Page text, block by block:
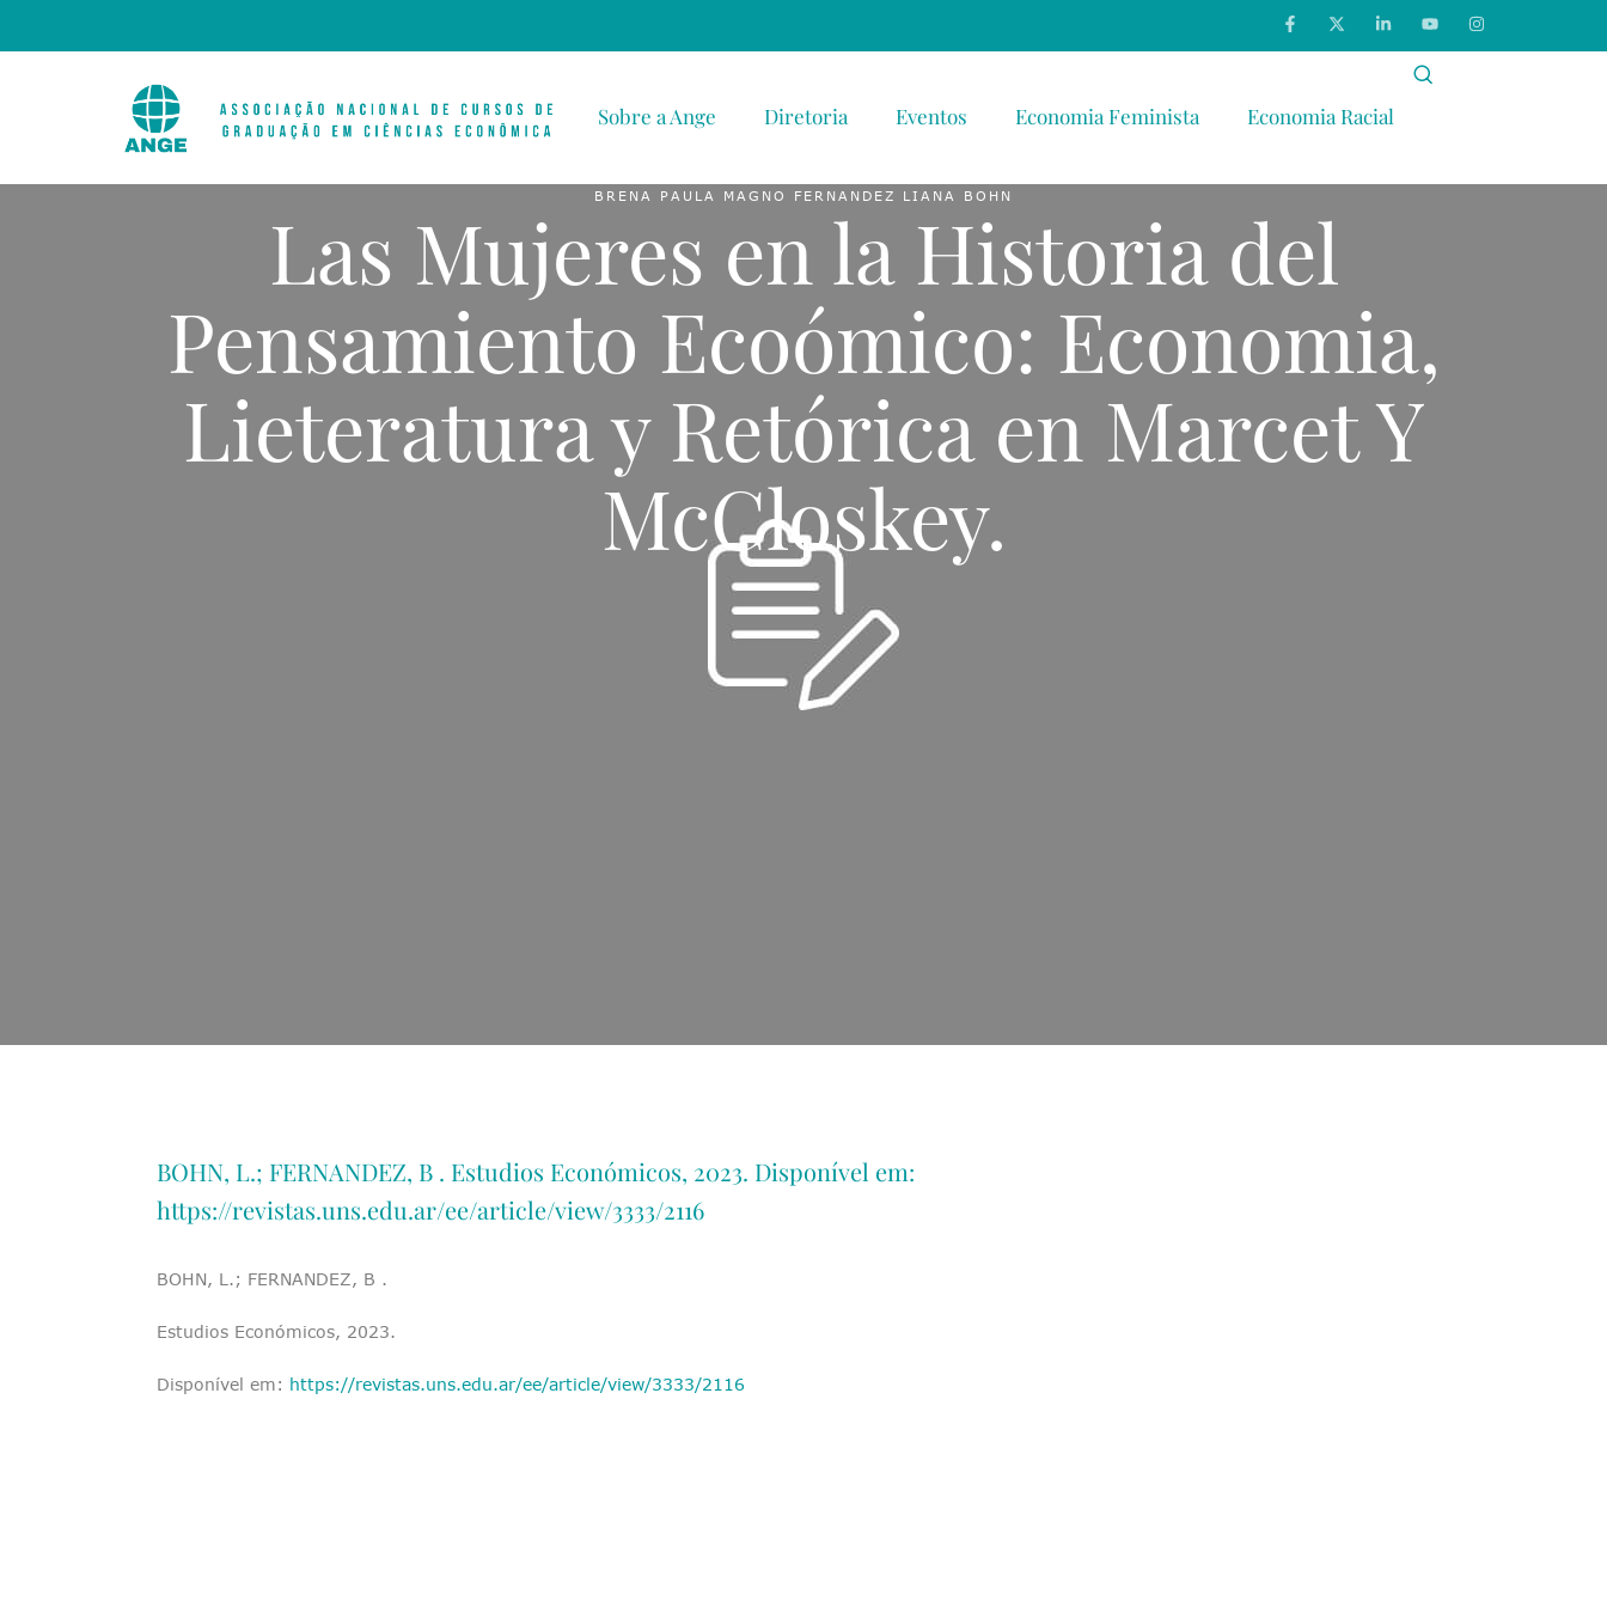
Sobre a Ange Diretoria Eventos Economia Feminista Economia Racial
BRENA PAULA MAGNO FERNANDEZ LIANA BOHN
Las Mujeres en la Historia del
Pensamiento Ecoómico: Economia,
Lieteratura y Retórica en Marcet Y
McCloskey.
BOHN, L.; FERNANDEZ, B . Estudios Económicos, 2023. Disponível em:
https://revistas.uns.edu.ar/ee/article/view/3333/2116
BOHN, L.; FERNANDEZ, B .
Estudios Económicos, 2023.
Disponível em: https://revistas.uns.edu.ar/ee/article/view/3333/2116